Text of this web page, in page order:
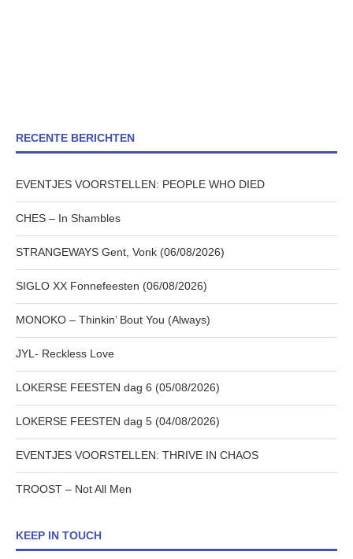
RECENTE BERICHTEN
EVENTJES VOORSTELLEN: PEOPLE WHO DIED
CHES – In Shambles
STRANGEWAYS Gent, Vonk (06/08/2026)
SIGLO XX Fonnefeesten (06/08/2026)
MONOKO – Thinkin’ Bout You (Always)
JYL- Reckless Love
LOKERSE FEESTEN dag 6 (05/08/2026)
LOKERSE FEESTEN dag 5 (04/08/2026)
EVENTJES VOORSTELLEN: THRIVE IN CHAOS
TROOST – Not All Men
KEEP IN TOUCH